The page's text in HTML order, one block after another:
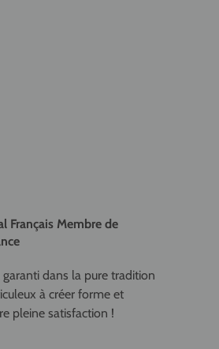
Français Membre de
dans la pure tradition
à créer forme et
pleine satisfaction !